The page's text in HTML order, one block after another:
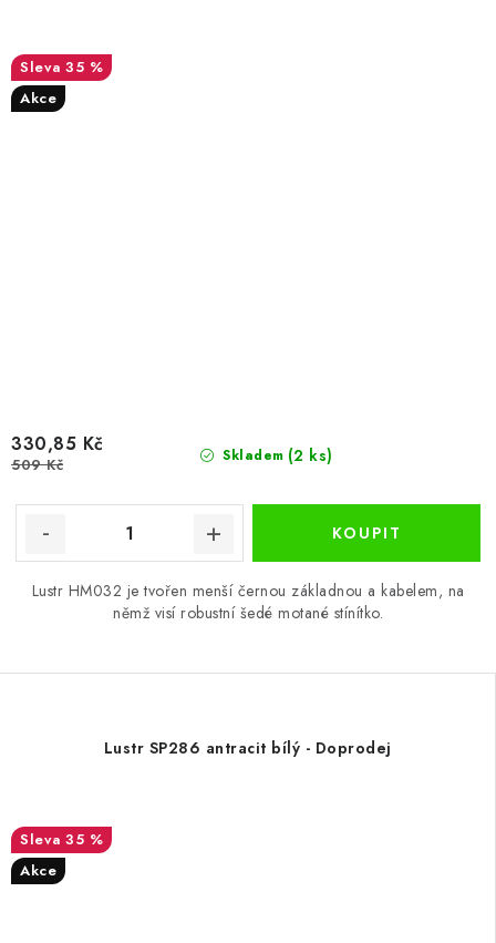
35 %
Akce
Skladem (2 ks)
330,85 Kč
509 Kč
Lustr HM032 je tvořen menší černou základnou a kabelem, na
němž visí robustní šedé motané stínítko.
Lustr SP286 antracit bílý - Doprodej
35 %
Akce